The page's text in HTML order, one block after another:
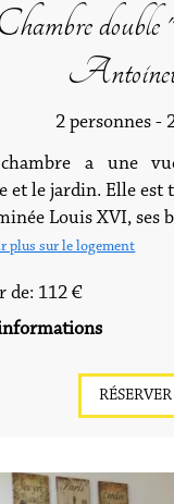
2 personnes -
a une
et le jardin. Elle est
Louis XVI, ses
plus sur le logement
de: 112 €
RÉSERVER